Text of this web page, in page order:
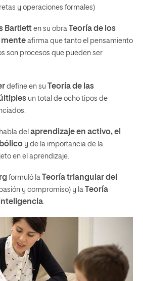
y operaciones formales)
Bartletten su obra
Teoría de los
menteafirma que tanto el pensamiento
son procesos que pueden ser
define en su
Teoría de las
un total de ocho tipos de
habla del aprendizaje en activo, el
y de la importancia de la
en el aprendizaje.
formuló la
Teoría triangular del
y compromiso) y la
Teoría
.